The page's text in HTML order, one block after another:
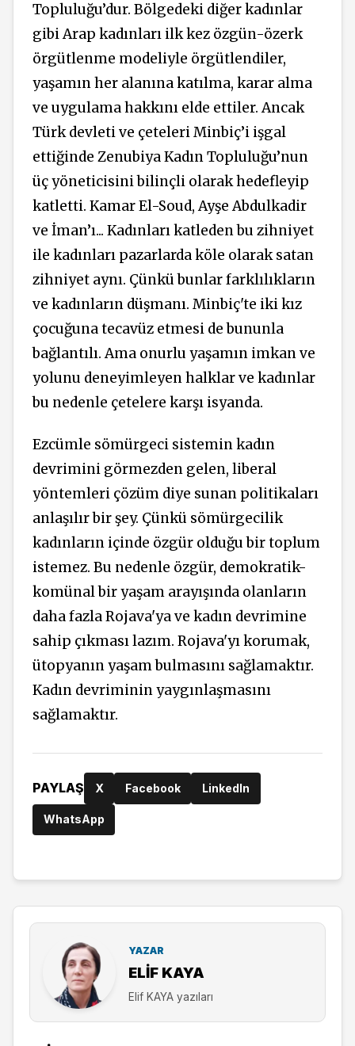
Topluluğu’dur. Bölgedeki diğer kadınlar
gibi Arap kadınları ilk kez özgün-özerk
örgütlenme modeliyle örgütlendiler,
yaşamın her alanına katılma, karar alma
ve uygulama hakkını elde ettiler. Ancak
Türk devleti ve çeteleri Minbiç’i işgal
ettiğinde Zenubiya Kadın Topluluğu’nun
üç yöneticisini bilinçli olarak hedefleyip
katletti. Kamar El-Soud, Ayşe Abdulkadir
ve İman’ı... Kadınları katleden bu zihniyet
ile kadınları pazarlarda köle olarak satan
zihniyet aynı. Çünkü bunlar farklılıkların
ve kadınların düşmanı. Minbiç'te iki kız
çocuğuna tecavüz etmesi de bununla
bağlantılı. Ama onurlu yaşamın imkan ve
yolunu deneyimleyen halklar ve kadınlar
bu nedenle çetelere karşı isyanda.
Ezcümle sömürgeci sistemin kadın
devrimini görmezden gelen, liberal
yöntemleri çözüm diye sunan politikaları
anlaşılır bir şey. Çünkü sömürgecilik
kadınların içinde özgür olduğu bir toplum
istemez. Bu nedenle özgür, demokratik-
komünal bir yaşam arayışında olanların
daha fazla Rojava'ya ve kadın devrimine
sahip çıkması lazım. Rojava'yı korumak,
ütopyanın yaşam bulmasını sağlamaktır.
Kadın devriminin yaygınlaşmasını
sağlamaktır.
PAYLAŞ X Facebook LinkedIn
WhatsApp
YAZAR
ELIF KAYA
Elif KAYA yazıları